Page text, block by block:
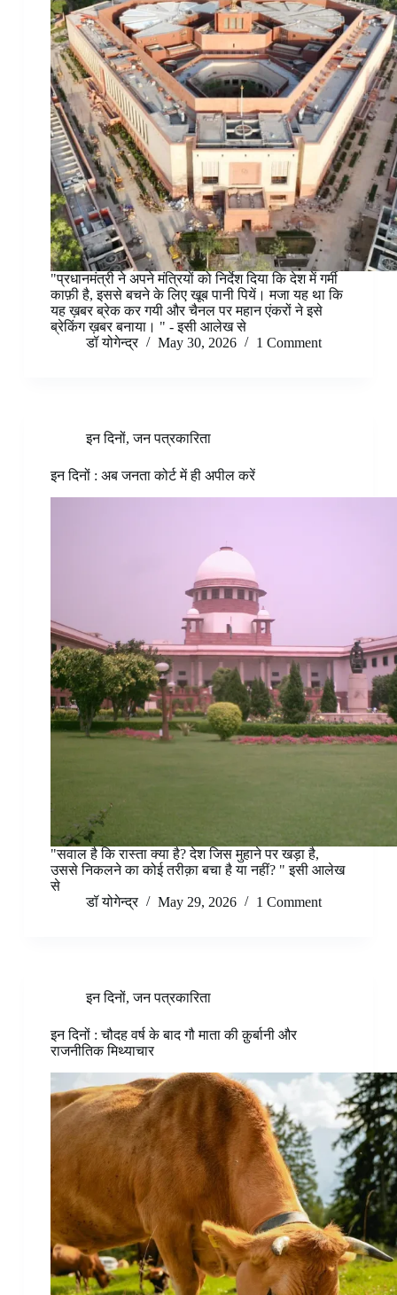
"प्रधानमंत्री ने अपने मंत्रियों को निर्देश दिया कि देश में गर्मी
काफ़ी है, इससे बचने के लिए खूब पानी पियें। मजा यह था कि
यह ख़बर ब्रेक कर गयी और चैनल पर महान एंकरों ने इसे
ब्रेकिंग ख़बर बनाया। " - इसी आलेख से
डॉ योगेन्द्र
May 30, 2026 1 Comment
इन दिनों,जन पत्रकारिता
इन दिनों : अब जनता कोर्ट में ही अपील करें
"सवाल है कि रास्ता क्या है? देश जिस मुहाने पर खड़ा है,
उससे निकलने का कोई तरीक़ा बचा है या नहीं? " इसी आलेख
से
डॉ योगेन्द्र
May 29, 2026 1 Comment
इन दिनों,जन पत्रकारिता
इन दिनों : चौदह वर्ष के बाद गौ माता की क़ुर्बानी और
राजनीतिक मिथ्याचार